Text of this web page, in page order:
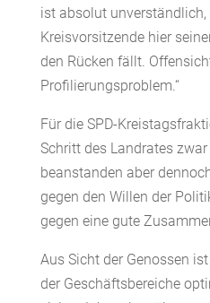
ist absolut unverständlich,
Kreisvorsitzende hier
den Rücken fällt.
Profilierungsproblem.“
Für die SPD-
Schritt des Landrates
beanstanden aber
gegen den Willen der
gegen eine gute
Aus Sicht der Genossen
der Geschäftsbereiche